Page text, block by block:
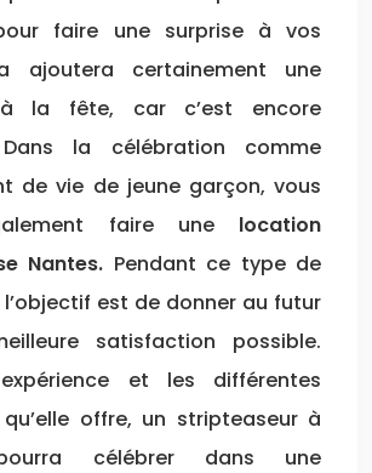
faire une surprise à vos
ajoutera certainement une
la fête, car c’est encore
la célébration comme
de vie de jeune garçon, vous
faire une location
Nantes. Pendant ce type de
est de donner au futur
satisfaction possible.
et les différentes
offre, un stripteaseur à
célébrer dans une